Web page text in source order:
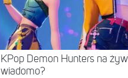
KPop Demon Hunters na
wiadomo?